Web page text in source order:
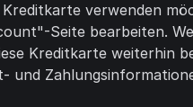
verwenden
Seite bearbeiten.
Kreditkarte
und